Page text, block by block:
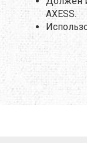
VANGO
X-SOCKS
БАРНАУЛ
AXESS.